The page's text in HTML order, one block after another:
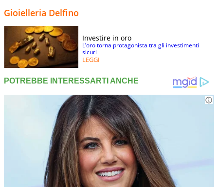
Gioielleria Delfino
Investire in oro
L’oro torna protagonista tra gli investimenti
sicuri
LEGGI